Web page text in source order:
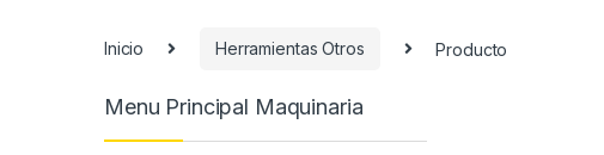
Inicio Herramientas Otros Producto
Menu Principal Maquinaria